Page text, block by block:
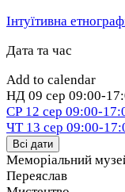
Інтуїтивна
Дата та час
Add to calendar
НД 09 сер 09:00-
СР 12 сер 09:00-
ЧТ 13 сер 09:00-
Всі дати
Меморіальний
Переяслав